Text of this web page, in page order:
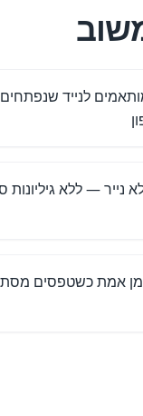
לנייד
נייר — ללא
אמת כשטפסים